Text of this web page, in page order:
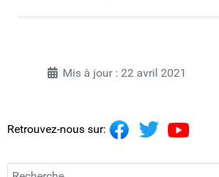
Mis à jour : 22 avril 2021
Retrouvez-nous sur:
Recherchez...